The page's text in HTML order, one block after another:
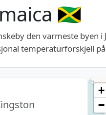
🇯🇲
den varmeste byen
temperaturforskjell på
+
−